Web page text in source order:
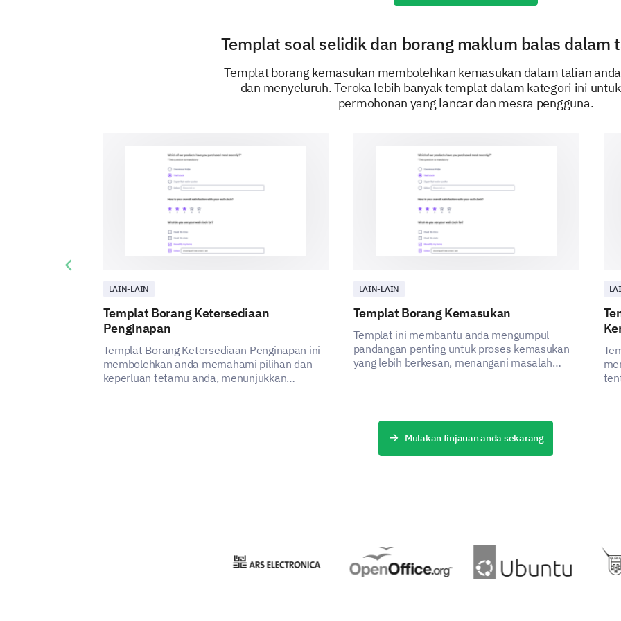
Yes No
Current or last job title:
Current or last employer:
Key responsibilities and achievements in
Communication
Templat soal selidik dan borang maklum balas dalam
Templat borang kemasukan membolehkan kemasukan dalam talian
dan menyeluruh. Teroka lebih banyak templat dalam kategori ini
permohonan yang lancar dan mesra pengguna.
LAIN-LAIN
Templat Borang Ketersediaan
Penginapan
Templat Borang Ketersediaan Penginapan ini
membolehkan anda memahami pilihan dan
keperluan tetamu anda, menunjukkan
LAIN-LAIN
Templat Borang Kemasukan
Templat ini membantu anda mengumpul
pandangan penting untuk proses kemasukan
yang lebih berkesan, menangani masalah
Previous slide
Mulakan tinjauan anda sekarang